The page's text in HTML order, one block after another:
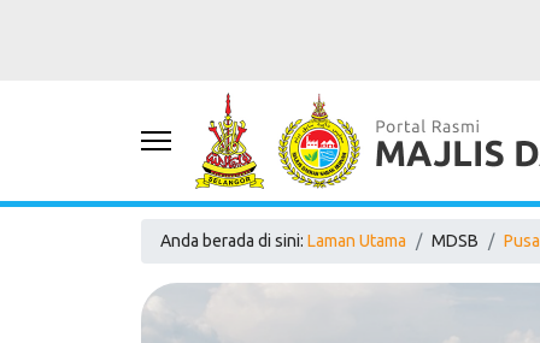
Anda berada di sini: Laman Utama MDSB